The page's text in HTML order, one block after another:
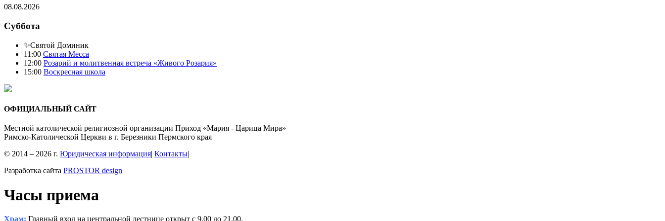
08.08.2026
Суббота
✨Святой Доминик
11:00 Святая Месса
12:00 Розарий и молитвенная встреча «Живого Розария»
15:00 Воскресная школа
ОФИЦИАЛЬНЫЙ САЙТ
Местной католической религиозной организации Приход «Мария - Царица Мира»
Римско-Католической Церкви в г. Березники Пермского края
© 2014 – 2026 г. Юридическая информация| Контакты|
Разработка сайта PROSTOR design
Часы приема
Храм: Главный вход на центральной лестнице открыт с 9.00 до 21.00.